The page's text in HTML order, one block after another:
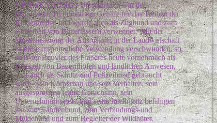
VERWENDUNG :Ursprünglich war der
Flandrische Treibhund ein Gehilfe für das Treiben der
Rinderherden und wurde auch als Zughund und zum
Antreiben von Butterfässern verwendet. Mit der
Modernisierung der Ausrüstung in der Landwirtschaft
ist diese ursprüngliche Verwendung verschwunden, so
dass der Bouvier des Flandres heute vornehmlich als
Wächter von Bauernhöfen und ländlichen Anwesen,
aber auch als Schutz-und Polizeihund gebraucht
wird. Sein Körperbau und sein Verhalten, sein
ausgesprochen feiner Geruchsinn, sein
Unternehmungsgeist und seine Intelligenz befähigen
ihn zum Fährtenhund, zum Verbindungs-und
Meldehund und zum Begleiter der Wildhüter.